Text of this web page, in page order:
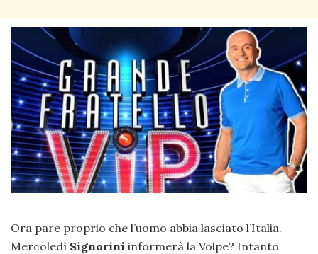
Ora pare proprio che l’uomo abbia lasciato l’Italia.
Mercoledì Signorini informerà la Volpe? Intanto